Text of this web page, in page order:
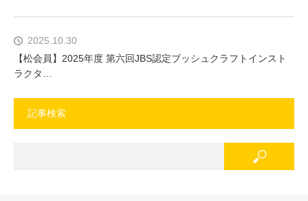
2025.10.30
【松会員】2025年度 第六回JBS認定ブッシュクラフトインスト
ラクタ…
記事検索